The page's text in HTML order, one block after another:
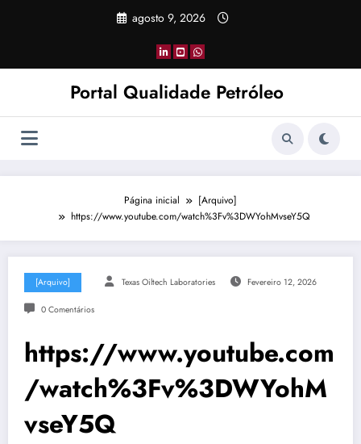
agosto 9, 2026
Portal Qualidade Petróleo
Página inicial
[Arquivo]
https://www.youtube.com/watch%3Fv%3DWYohMvseY5Q
[Arquivo] Texas Oiltech Laboratories Fevereiro 12, 2026
0 Comentários
https://www.youtube.com
/watch%3Fv%3DWYohM
vseY5Q